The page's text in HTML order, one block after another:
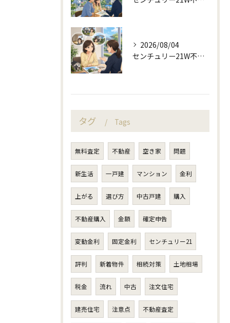
2026/08/04
センチュリー21W不動産販売と不動産売却の査定失敗例
タグ Tags
無料査定 不動産 空き家 問題
新生活 一戸建 マンション 金利
上がる 選び方 中古戸建 購入
不動産購入 金額 確定申告
変動金利 固定金利 センチュリー21
評判 新着物件 相続対策 土地相場
税金 流れ 中古 注文住宅
建売住宅 注意点 不動産査定